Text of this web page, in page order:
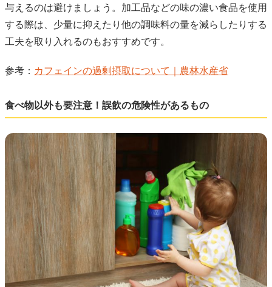
与えるのは避けましょう。加工品などの味の濃い食品を使用
する際は、少量に抑えたり他の調味料の量を減らしたりする
工夫を取り入れるのもおすすめです。
参考： カフェインの過剰摂取について｜農林水産省
食べ物以外も要注意！誤飲の危険性があるもの